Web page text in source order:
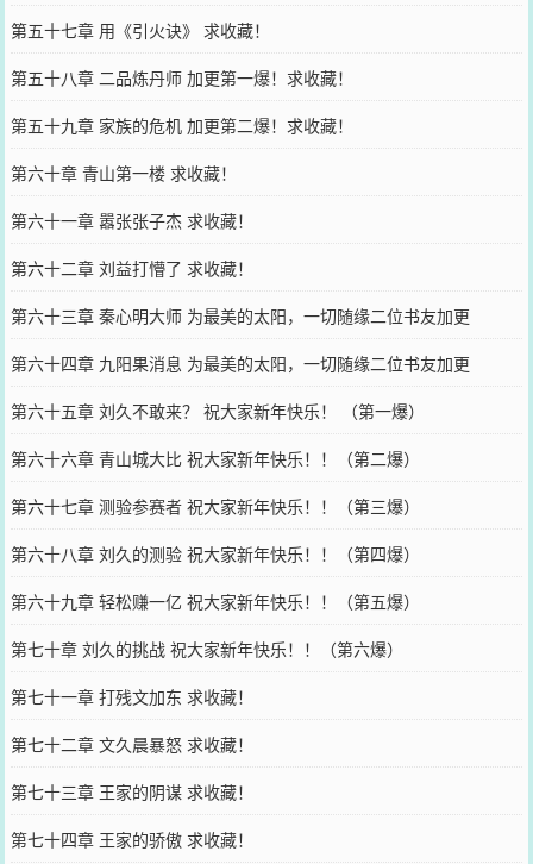
第五十七章 用《引火诀》 求收藏！
第五十八章 二品炼丹师 加更第一爆！求收藏！
第五十九章 家族的危机 加更第二爆！求收藏！
第六十章 青山第一楼 求收藏！
第六十一章 嚣张张子杰 求收藏！
第六十二章 刘益打懵了 求收藏！
第六十三章 秦心明大师 为最美的太阳，一切随缘二位书友加更
第六十四章 九阳果消息 为最美的太阳，一切随缘二位书友加更
第六十五章 刘久不敢来？ 祝大家新年快乐！ （第一爆）
第六十六章 青山城大比 祝大家新年快乐！！（第二爆）
第六十七章 测验参赛者 祝大家新年快乐！！（第三爆）
第六十八章 刘久的测验 祝大家新年快乐！！（第四爆）
第六十九章 轻松赚一亿 祝大家新年快乐！！（第五爆）
第七十章 刘久的挑战 祝大家新年快乐！！（第六爆）
第七十一章 打残文加东 求收藏！
第七十二章 文久晨暴怒 求收藏！
第七十三章 王家的阴谋 求收藏！
第七十四章 王家的骄傲 求收藏！